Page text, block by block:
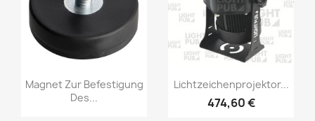
Magnet Zur Befestigung
Des...
Lichtzeichenprojektor...
474,60 €